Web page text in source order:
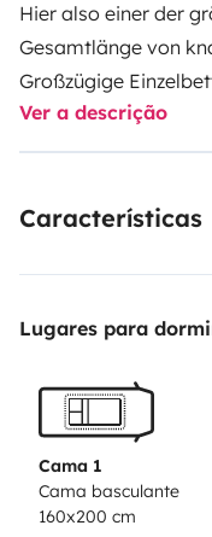
Hier also einer der
Gesamtlänge von
Großzügige
Hubbett für zwei
miteinander. Alles
Absprache mit
Anhängekupplung.
Besuch von Festivals
Rennveranstaltungen
Ver a descrição
Características
Lugares para
Cama 1
Cama basculante
160x200 cm